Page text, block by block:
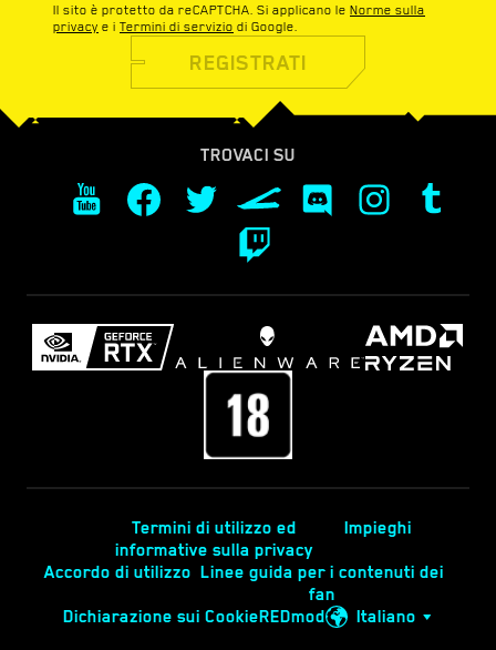
Il sito è protetto da reCAPTCHA. Si applicano le Norme sulla
privacy e i Termini di servizio di Google.
REGISTRATI
TROVACI SU
Termini di utilizzo ed
informative sulla privacy
Impieghi
Accordo di utilizzo Linee guida per i contenuti dei
fan
Dichiarazione sui CookieREDmod Italiano